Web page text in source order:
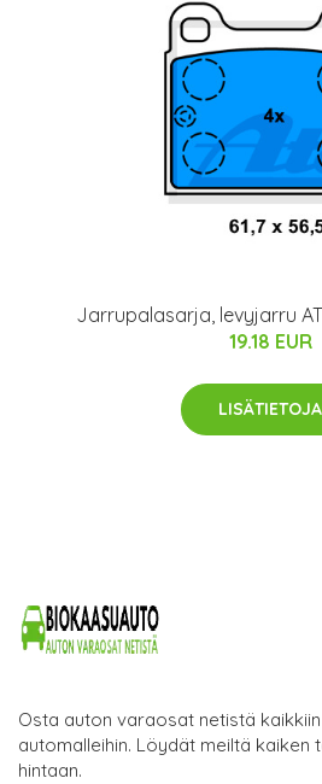
Jarrupalasarja, levyjarru
19.18 EUR
LISÄTIETOJA
Osta auton varaosat netistä
automalleihin. Löydät meiltä kaiken
hintaan.